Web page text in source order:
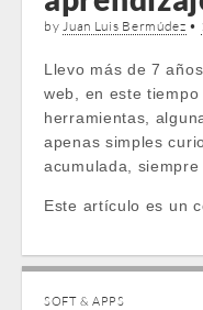
byJuan Luis Bermúdez •
Llevo más de 7
web, en este
herramientas,
apenas simples
acumulada, siempre
Este artículo es un
SOFT & APPS